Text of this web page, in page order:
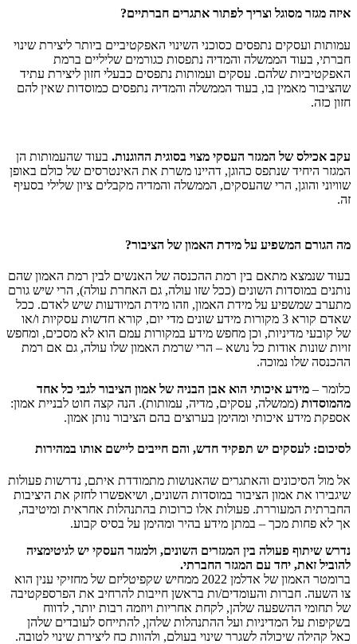
איזה מגזר מסוגל וצריך לפתור אתגרים חברתיים?
עמותות ועסקים נתפסים כסוכני השינוי האפקטיביים ביותר ליצירת שינוי
חברתי, בעוד הממשלה והמדיה נתפסות כגורמים שליליים ברמת
האפקטיביות שלהם. עסקים ועמותות נתפסים כבעלי חזון ליצירת עתיד
שהציבור מאמין בו, בעוד הממשלה והמדיה נתפסים כמוסדות שאין להם
חזון כזה.
עקב אכילס של המגזר העסקי מצוי בסוגית ההוגנות. בעוד שהעמותות הן
המגזר היחיד שנתפס כהוגן, דהיינו משרת את האינטרסים של כולם באופן
שוויוני והוגן, הרי שהעסקים, הממשלה והמדיה מקבלים ציון שלילי בסעיף
זה.
מה הגורם המשפיע על מידת האמון של הציבור?
בעוד שנמצא מתאם בין רמת ההכנסה של האנשים לבין רמת האמון שהם
נותנים במוסדות השונים (ככל שזו עולה, גם האחרת עולה), הרי שיש גורם
מתערב שמשפיע על מידת האמון, וזהו מידת המיודעות שיש לאדם. ככל
שאדם קורא 3 מקורות מידע שונים מדי יום, קורא חדשות עסקיות ו/או
של קובעי מדיניות, וכן מחפש מידע במקורות עמם הוא לא מסכים, ומחפש
זויות שונות אודות כל נושא – הרי שרמת האמון שלו עולה, גם אם רמת
ההכנסה שלו נמוכה.
כלומר – מידע איכותי הוא אבן הבניה של אמון הציבור לגבי כל אחד
מהמוסדות (ממשלה, עסקים, מדיה, עמותות). הנה קצה חוט לבניית אמון:
אספקת מידע איכותי ומהימן בערוצים בהם הציבור נותן אמון.
לסיכום: לעסקים יש תפקיד חדש, והם חייבים ליישם אותו במהירות
אל מול הסיכונים והאתגרים שהאנושות מתמודדת איתם, נדרשות פעולות
שיגבירו את אמון הציבור במוסדות השונים, ושיאפשרו לחזק את היציבות
החברתית המעוררת. פעולות אלו כרוכות בהתנהלות אחראית ומיטיבה,
אך לא פחות מכך – במתן מידע בהיר ומהימן על בסיס קבוע.
נדרש שיתוף פעולה בין המגזרים השונים, ולמגזר העסקי יש לגיטימציה
להוביל זאת, יחד עם המגזר החברתי.
ברומטר האמון של אדלמן 2022 ממחיש שקפיטליזם של מחזיקי ענין הוא
צו השעה. חברות והעומדים/ות בראשן חייבות להרחיב את הפרספקטיבה
של תחומי ההשפעה שלהן, לקחת אחריות ויוזמה רבות יותר, לדווח
בשקיפות על המדיניות ועל ההתנהלות שלהן, להתייחס לעובדים שלהן
כאל קהילה שיכולה לשגרר שינוי בעולם, ולהוות כח ליצירת שינוי לטובה.